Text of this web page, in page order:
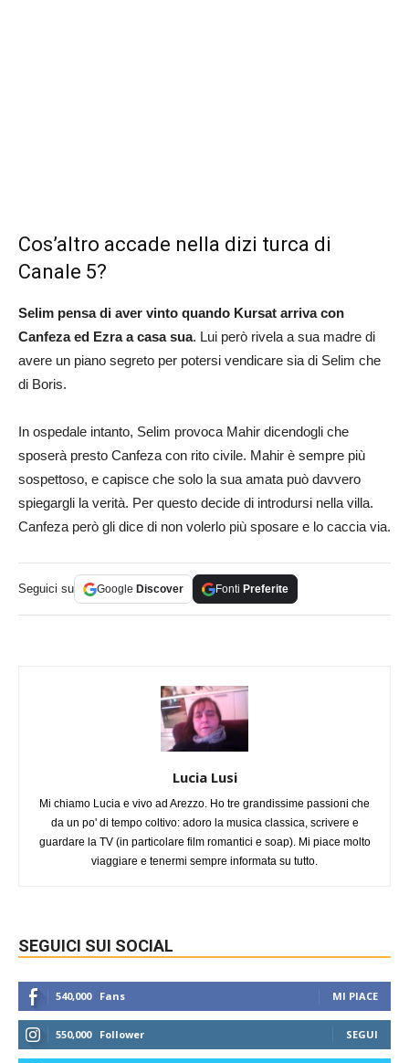
Cos’altro accade nella dizi turca di
Canale 5?
Selim pensa di aver vinto quando Kursat arriva con
Canfeza ed Ezra a casa sua. Lui però rivela a sua madre di
avere un piano segreto per potersi vendicare sia di Selim che
di Boris.
In ospedale intanto, Selim provoca Mahir dicendogli che
sposerà presto Canfeza con rito civile. Mahir è sempre più
sospettoso, e capisce che solo la sua amata può davvero
spiegargli la verità. Per questo decide di introdursi nella villa.
Canfeza però gli dice di non volerlo più sposare e lo caccia via.
Seguici su Google Discover Fonti Preferite
Lucia Lusi
Mi chiamo Lucia e vivo ad Arezzo. Ho tre grandissime passioni che
da un po' di tempo coltivo: adoro la musica classica, scrivere e
guardare la TV (in particolare film romantici e soap). Mi piace molto
viaggiare e tenermi sempre informata su tutto.
SEGUICI SUI SOCIAL
540,000 Fans MI PIACE
550,000 Follower SEGUI